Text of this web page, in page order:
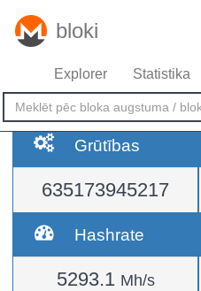
bloki
Explorer Statistika
Grūtības
635173945217
Hashrate
5293.1 Mh/s